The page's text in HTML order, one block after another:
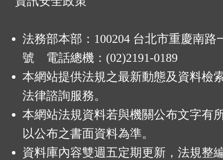
法務部本部：100204 台北市重慶南路
號 電話總機：(02)2191-0189
本網站提供法規之最新動態及資料檢
法律諮詢服務。
本網站法規資料若與機關公布文字有
以公布之書面資料為準。
資料庫內容雙週五定期更新，法規整